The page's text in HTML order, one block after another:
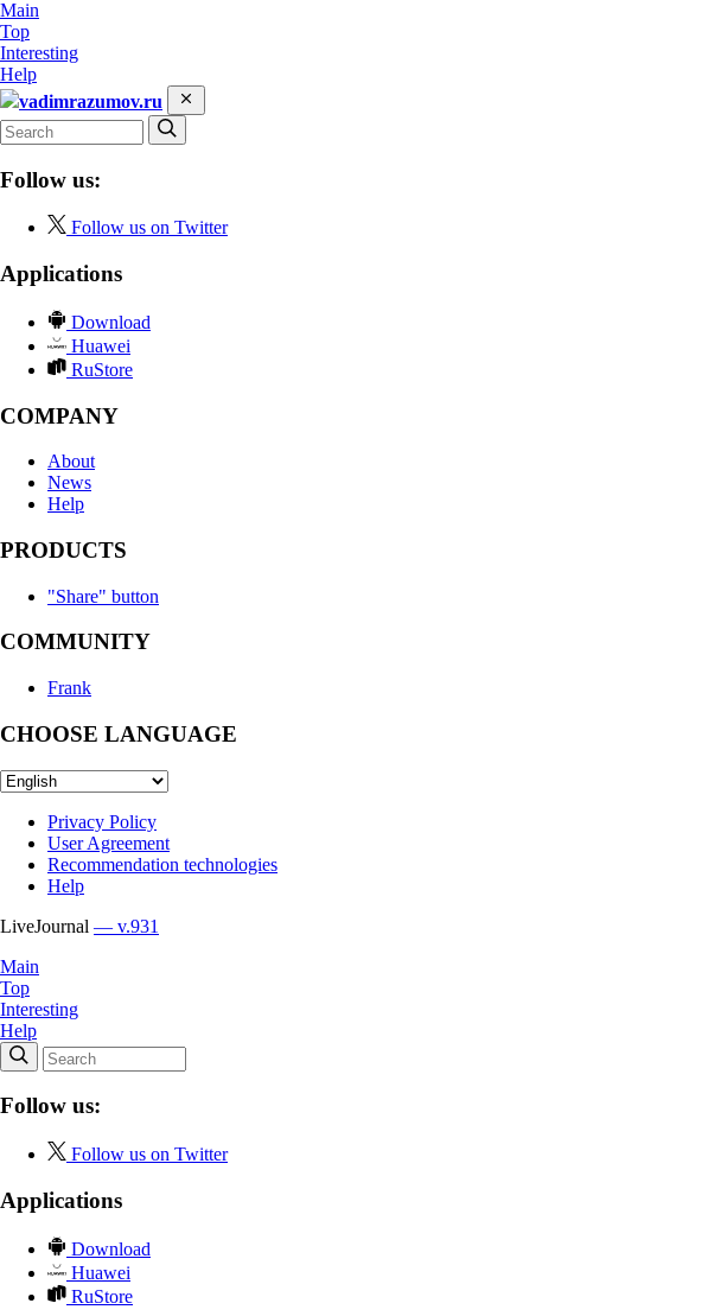
Main
Top
Interesting
Help
vadimrazumov.ru
Follow us:
Follow us on Twitter
Applications
Download
Huawei
RuStore
COMPANY
About
News
Help
PRODUCTS
"Share" button
COMMUNITY
Frank
CHOOSE LANGUAGE
Privacy Policy
User Agreement
Recommendation technologies
Help
LiveJournal — v.931
Main
Top
Interesting
Help
Follow us:
Follow us on Twitter
Applications
Download
Huawei
RuStore